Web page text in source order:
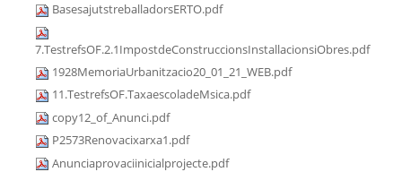
BasesajutstreballadorsERTO.pdf
7.TestrefsOF.2.1ImpostdeConstruccionsInstallacionsiObres.pdf
1928MemoriaUrbanitzacio20_01_21_WEB.pdf
11.TestrefsOF.TaxaescoladeMsica.pdf
copy12_of_Anunci.pdf
P2573Renovacixarxa1.pdf
Anunciaprovaciinicialprojecte.pdf